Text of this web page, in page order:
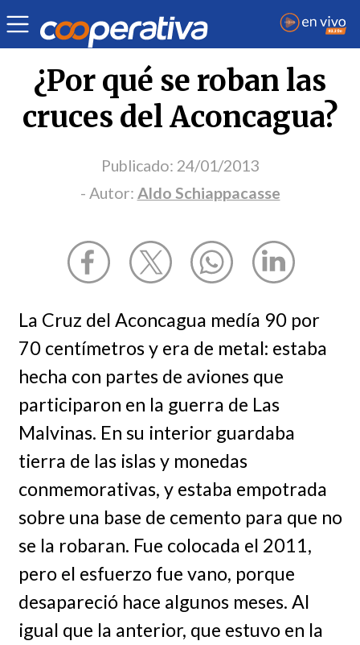
Opinión | Aldo Schiappacasse
¿Por qué se roban las
cruces del Aconcagua?
Publicado: 24/01/2013
- Autor: Aldo Schiappacasse
La Cruz del Aconcagua medía 90 por
70 centímetros y era de metal: estaba
hecha con partes de aviones que
participaron en la guerra de Las
Malvinas. En su interior guardaba
tierra de las islas y monedas
conmemorativas, y estaba empotrada
sobre una base de cemento para que no
se la robaran. Fue colocada el 2011,
pero el esfuerzo fue vano, porque
desapareció hace algunos meses. Al
igual que la anterior, que estuvo en la